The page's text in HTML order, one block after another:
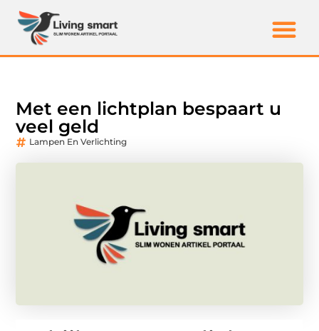
Met een lichtplan bespaart u
veel geld
Lampen En Verlichting